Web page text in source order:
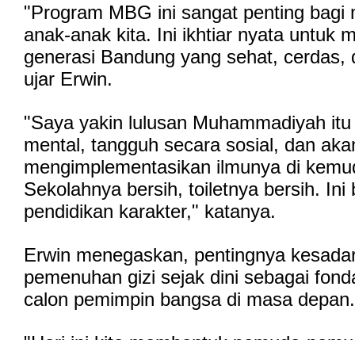
"Program MBG ini sangat penting bagi
anak-anak kita. Ini ikhtiar nyata untuk
generasi Bandung yang sehat, cerdas,
ujar Erwin.
"Saya yakin lulusan Muhammadiyah
mental, tangguh secara sosial, dan
mengimplementasikan ilmunya di
Sekolahnya bersih, toiletnya bersih. Ini
pendidikan karakter," katanya.
Erwin menegaskan, pentingnya
pemenuhan gizi sejak dini sebagai
calon pemimpin bangsa di masa depan.